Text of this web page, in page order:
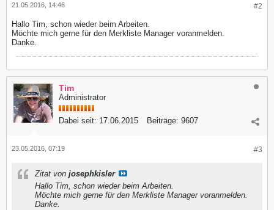
#2
21.05.2016, 14:46
Hallo Tim, schon wieder beim Arbeiten.
Möchte mich gerne für den Merkliste Manager voranmelden.
Danke.
Tim
Administrator
Dabei seit: 17.06.2015 Beiträge: 9607
#3
23.05.2016, 07:19
Zitat von josephkisler
Hallo Tim, schon wieder beim Arbeiten.
Möchte mich gerne für den Merkliste Manager voranmelden.
Danke.